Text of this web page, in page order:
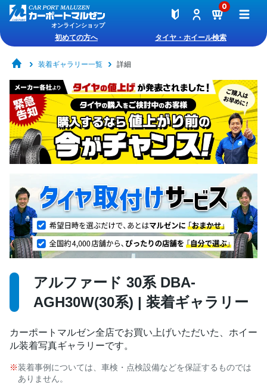
オンラインショップ
0
初めての方へ タイヤ・ホイール検索
装着ギャラリー一覧 詳細
アルファード 30系 DBA-
AGH30W(30系) | 装着ギャラリー
カーポートマルゼン全店でお買い上げいただいた、ホイー
ル装着写真ギャラリーです。
装着事例については、車検・点検設備などを保証するものでは
ありません。